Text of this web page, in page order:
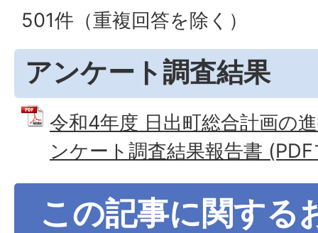
501件（重複回答を除く）
アンケート調査結果
令和4年度 日出町総合計画の
ンケート調査結果報告書
この記事に関する